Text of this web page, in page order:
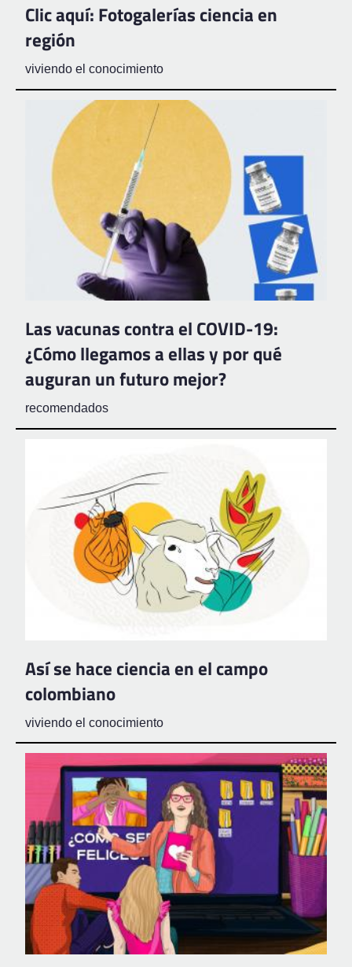
Clic aquí: Fotogalerías ciencia en
región
viviendo el conocimiento
Las vacunas contra el COVID-19:
¿Cómo llegamos a ellas y por qué
auguran un futuro mejor?
recomendados
Así se hace ciencia en el campo
colombiano
viviendo el conocimiento